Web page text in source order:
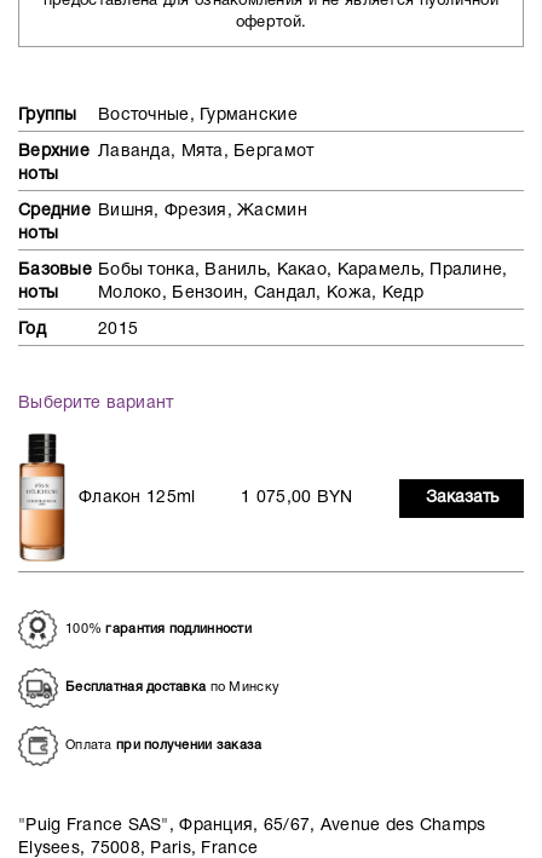
офертой.
Группы Восточные, Гурманские
Верхние
ноты
Лаванда, Мята, Бергамот
Средние
ноты
Вишня, Фрезия, Жасмин
Базовые
ноты
Бобы тонка, Ваниль, Какао, Карамель, Пралине,
Молоко, Бензоин, Сандал, Кожа, Кедр
Год 2015
Выберите вариант
Флакон 125ml 1 075,00 BYN Заказать
100%гарантия подлинности
Бесплатная доставкапо Минску
Оплата при получении заказа
"Puig France SAS", Франция, 65/67, Avenue des Champs
Elysees, 75008, Paris, France